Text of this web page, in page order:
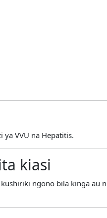
VVU na Hepatitis.
kiasi
ngono bila kinga au